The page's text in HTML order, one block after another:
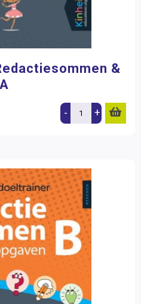
&
- +